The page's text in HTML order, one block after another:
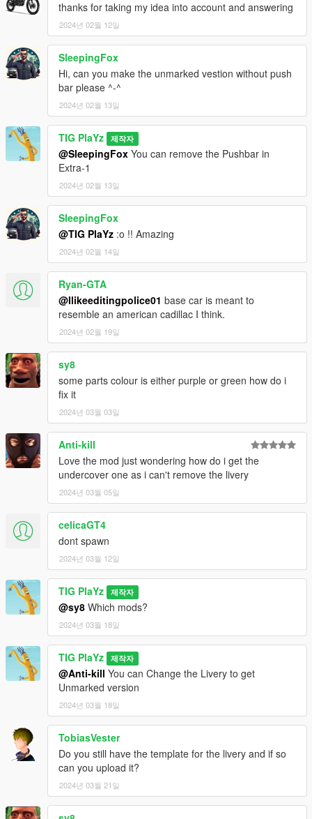
thanks for taking my idea into account and answering
2024년 02월 12일
SleepingFox
Hi, can you make the unmarked vestion without push
bar please ^-^
2024년 02월 13일
TIG PlaYz 제작자
@SleepingFox You can remove the Pushbar in
Extra-1
2024년 02월 13일
SleepingFox
@TIG PlaYz :o !! Amazing
2024년 02월 14일
Ryan-GTA
@Ilikeeditingpolice01 base car is meant to
resemble an american cadillac I think.
2024년 02월 19일
sy8
some parts colour is either purple or green how do i
fix it
2024년 03월 03일
Anti-kill
Love the mod just wondering how do i get the
undercover one as i can't remove the livery
2024년 03월 05일
celicaGT4
dont spawn
2024년 03월 12일
TIG PlaYz 제작자
@sy8 Which mods?
2024년 03월 18일
TIG PlaYz 제작자
@Anti-kill You can Change the Livery to get
Unmarked version
2024년 03월 18일
TobiasVester
Do you still have the template for the livery and if so
can you upload it?
2024년 03월 21일